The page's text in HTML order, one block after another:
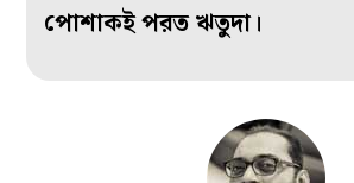
পোশাকই পরত ঋতুদা।